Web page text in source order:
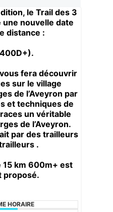
le Trail des 3
nouvelle date
distance :
fera découvrir
sur le village
de l’Aveyron par
et techniques de
un véritable
de l’Aveyron.
par des trailleurs
.
15 km 600m+ est
proposé.
HORAIRE